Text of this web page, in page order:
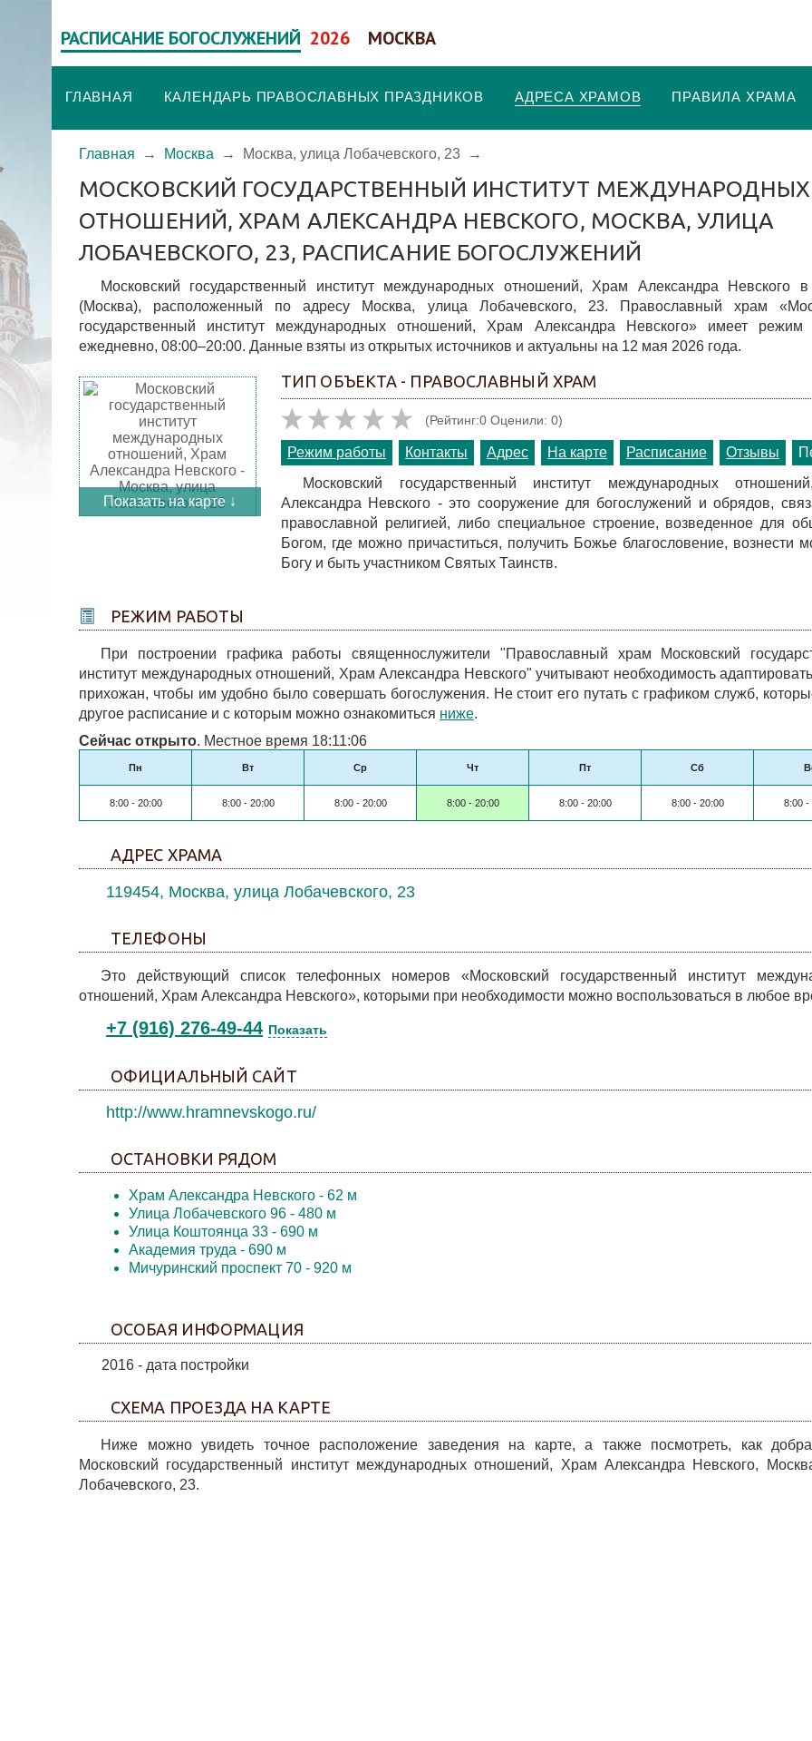
РАСПИСАНИЕ БОГОСЛУЖЕНИЙ 2026 МОСКВА
ГЛАВНАЯ КАЛЕНДАРЬ ПРАВОСЛАВНЫХ ПРАЗДНИКОВ АДРЕСА ХРАМОВ ПРАВИЛА ХРАМА
Главная → Москва → Москва, улица Лобачевского, 23 →
МОСКОВСКИЙ ГОСУДАРСТВЕННЫЙ ИНСТИТУТ МЕЖДУНАРОДНЫХ
ОТНОШЕНИЙ, ХРАМ АЛЕКСАНДРА НЕВСКОГО, МОСКВА, УЛИЦА
ЛОБАЧЕВСКОГО, 23, РАСПИСАНИЕ БОГОСЛУЖЕНИЙ
Московский государственный институт международных отношений, Храм Александра Невского
(Москва), расположенный по адресу Москва, улица Лобачевского, 23. Православный храм
государственный институт международных отношений, Храм Александра Невского» имеет режим
ежедневно, 08:00–20:00. Данные взяты из открытых источников и актуальны на 12 мая 2026 года.
Показать на карте ↓
ТИП ОБЪЕКТА - ПРАВОСЛАВНЫЙ ХРАМ
(Рейтинг:0 Оценили: 0)
Режим работы Контакты Адрес На карте Расписание Отзывы
Московский государственный институт международных
Александра Невского - это сооружение для богослужений и обрядов,
православной религией, либо специальное строение, возведенное для
Богом, где можно причаститься, получить Божье благословение, вознести
Богу и быть участником Святых Таинств.
РЕЖИМ РАБОТЫ
При построении графика работы священнослужители "Православный храм Московский
институт международных отношений, Храм Александра Невского" учитывают необходимость
прихожан, чтобы им удобно было совершать богослужения. Не стоит его путать с графиком служб,
другое расписание и с которым можно ознакомиться ниже.
Сейчас открыто. Местное время 18:11:06
Пн Вт Ср Чт Пт Сб
8:00 - 20:00 8:00 - 20:00 8:00 - 20:00 8:00 - 20:00 8:00 - 20:00 8:00 - 20:00 8:00 -
АДРЕС ХРАМА
119454, Москва, улица Лобачевского, 23
ТЕЛЕФОНЫ
Это действующий список телефонных номеров «Московский государственный институт
отношений, Храм Александра Невского», которыми при необходимости можно воспользоваться в любое
+7 (916) 276-49-44 Показать
ОФИЦИАЛЬНЫЙ САЙТ
http://www.hramnevskogo.ru/
ОСТАНОВКИ РЯДОМ
Храм Александра Невского - 62 м
Улица Лобачевского 96 - 480 м
Улица Коштоянца 33 - 690 м
Академия труда - 690 м
Мичуринский проспект 70 - 920 м
ОСОБАЯ ИНФОРМАЦИЯ
2016 - дата постройки
СХЕМА ПРОЕЗДА НА КАРТЕ
Ниже можно увидеть точное расположение заведения на карте, а также посмотреть, как
Московский государственный институт международных отношений, Храм Александра Невского,
Лобачевского, 23.